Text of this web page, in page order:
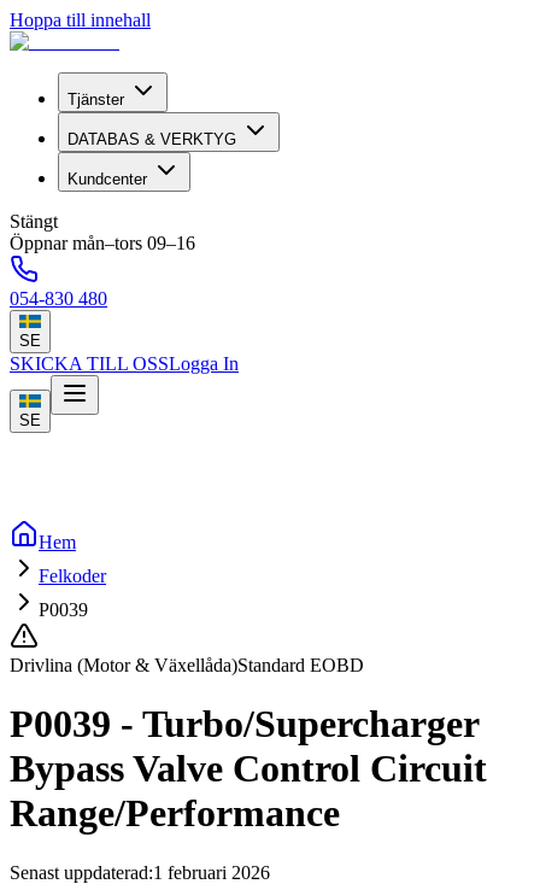
Hoppa till innehall
Tjänster
DATABAS & VERKTYG
Kundcenter
Stängt
Öppnar mån–tors 09–16
054-830 480
SE
SKICKA TILL OSSLogga In
SE
Hem
Felkoder
P0039
Drivlina (Motor & Växellåda)Standard EOBD
P0039 - Turbo/Supercharger
Bypass Valve Control Circuit
Range/Performance
Senast uppdaterad:1 februari 2026